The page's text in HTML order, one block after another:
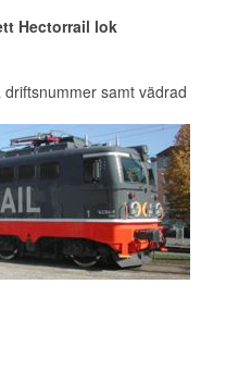
Hectorrail lok
samt vädrad